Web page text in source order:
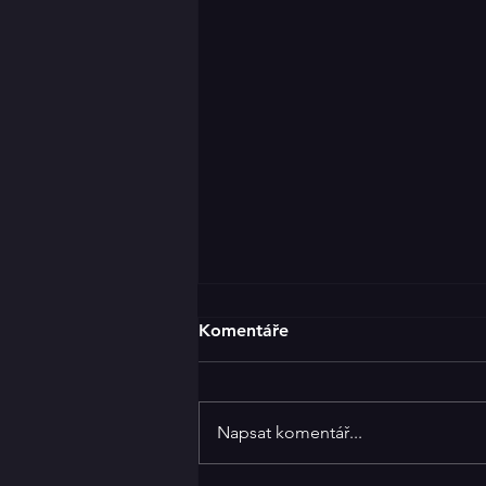
Klicperáky za dveřmi
25.ročník krajské postupové
divadelní dny startuje již tento
čtvrtek. Program...
Komentáře
Napsat komentář...